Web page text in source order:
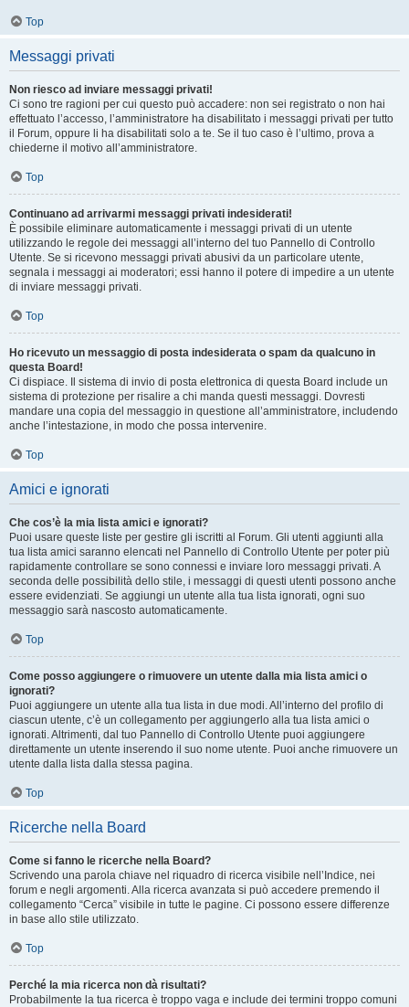
Top
Messaggi privati
Non riesco ad inviare messaggi privati!
Ci sono tre ragioni per cui questo può accadere: non sei registrato o non hai
effettuato l’accesso, l’amministratore ha disabilitato i messaggi privati per tutto
il Forum, oppure li ha disabilitati solo a te. Se il tuo caso è l’ultimo, prova a
chiederne il motivo all’amministratore.
Top
Continuano ad arrivarmi messaggi privati indesiderati!
È possibile eliminare automaticamente i messaggi privati ​​di un utente
utilizzando le regole dei messaggi all’interno del tuo Pannello di Controllo
Utente. Se si ricevono messaggi privati ​​abusivi da un particolare utente,
segnala i messaggi ai moderatori; essi hanno il potere di impedire a un utente
di inviare messaggi privati​​.
Top
Ho ricevuto un messaggio di posta indesiderata o spam da qualcuno in
questa Board!
Ci dispiace. Il sistema di invio di posta elettronica di questa Board include un
sistema di protezione per risalire a chi manda questi messaggi. Dovresti
mandare una copia del messaggio in questione all’amministratore, includendo
anche l’intestazione, in modo che possa intervenire.
Top
Amici e ignorati
Che cos’è la mia lista amici e ignorati?
Puoi usare queste liste per gestire gli iscritti al Forum. Gli utenti aggiunti alla
tua lista amici saranno elencati nel Pannello di Controllo Utente per poter più
rapidamente controllare se sono connessi e inviare loro messaggi privati. A
seconda delle possibilità dello stile, i messaggi di questi utenti possono anche
essere evidenziati. Se aggiungi un utente alla tua lista ignorati, ogni suo
messaggio sarà nascosto automaticamente.
Top
Come posso aggiungere o rimuovere un utente dalla mia lista amici o
ignorati?
Puoi aggiungere un utente alla tua lista in due modi. All’interno del profilo di
ciascun utente, c’è un collegamento per aggiungerlo alla tua lista amici o
ignorati. Altrimenti, dal tuo Pannello di Controllo Utente puoi aggiungere
direttamente un utente inserendo il suo nome utente. Puoi anche rimuovere un
utente dalla lista dalla stessa pagina.
Top
Ricerche nella Board
Come si fanno le ricerche nella Board?
Scrivendo una parola chiave nel riquadro di ricerca visibile nell’Indice, nei
forum e negli argomenti. Alla ricerca avanzata si può accedere premendo il
collegamento “Cerca” visibile in tutte le pagine. Ci possono essere differenze
in base allo stile utilizzato.
Top
Perché la mia ricerca non dà risultati?
Probabilmente la tua ricerca è troppo vaga e include dei termini troppo comuni